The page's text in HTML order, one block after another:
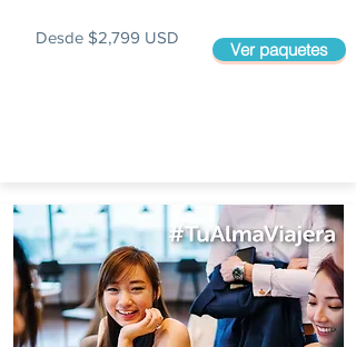
Desde $2,799 USD
Ver paquetes